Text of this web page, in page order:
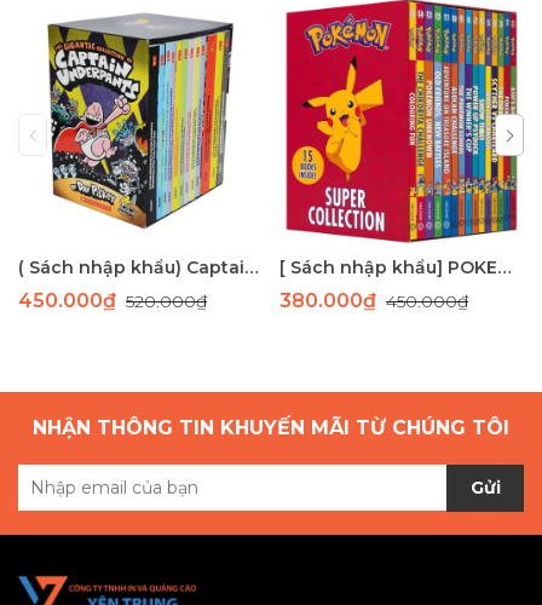
( Sách nhập khẩu) Captain Underpants 12 cuốn- bản màu
450.000₫ 520.000₫
[ Sách nhập khẩu] POKEMON boxset 15 cuốn
380.000₫ 450.000₫
NHẬN THÔNG TIN KHUYẾN MÃI TỪ CHÚNG TÔI
Gửi